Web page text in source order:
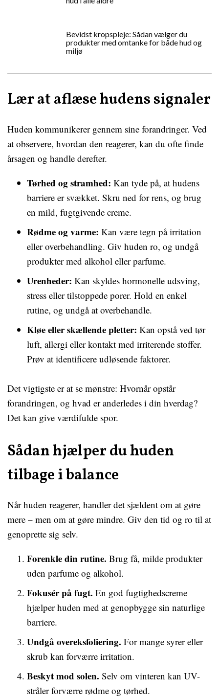
Bevidst kropspleje: Sådan vælger du
produkter med omtanke for både hud og
miljø
Lær at aflæse hudens signaler
Huden kommunikerer gennem sine forandringer. Ved
at observere, hvordan den reagerer, kan du ofte finde
årsagen og handle derefter.
Tørhed og stramhed: Kan tyde på, at hudens
barriere er svækket. Skru ned for rens, og brug
en mild, fugtgivende creme.
Rødme og varme: Kan være tegn på irritation
eller overbehandling. Giv huden ro, og undgå
produkter med alkohol eller parfume.
Urenheder: Kan skyldes hormonelle udsving,
stress eller tilstoppede porer. Hold en enkel
rutine, og undgå at overbehandle.
Kløe eller skællende pletter: Kan opstå ved tør
luft, allergi eller kontakt med irriterende stoffer.
Prøv at identificere udløsende faktorer.
Det vigtigste er at se mønstre: Hvornår opstår
forandringen, og hvad er anderledes i din hverdag?
Det kan give værdifulde spor.
Sådan hjælper du huden
tilbage i balance
Når huden reagerer, handler det sjældent om at gøre
mere – men om at gøre mindre. Giv den tid og ro til at
genoprette sig selv.
Forenkle din rutine. Brug få, milde produkter
uden parfume og alkohol.
Fokusér på fugt. En god fugtighedscreme
hjælper huden med at genopbygge sin naturlige
barriere.
Undgå overeksfoliering. For mange syrer eller
skrub kan forværre irritation.
Beskyt mod solen. Selv om vinteren kan UV-
stråler forværre rødme og tørhed.